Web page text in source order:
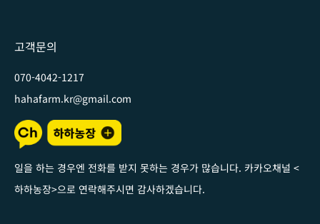
고객문의
070-4042-1217
hahafarm.kr@gmail.com
일을 하는 경우엔 전화를 받지 못하는 경우가 많습니다. 카카오채널 <
하하농장>으로 연락해주시면 감사하겠습니다.